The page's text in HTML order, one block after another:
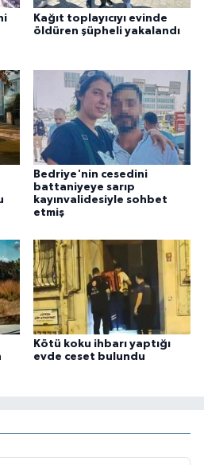
Kağıt toplayıcıyı evinde
öldüren şüpheli yakalandı
Bedriye'nin cesedini
battaniyeye sarıp
kayınvalidesiyle sohbet
etmiş
Kötü koku ihbarı yaptığı
evde ceset bulundu